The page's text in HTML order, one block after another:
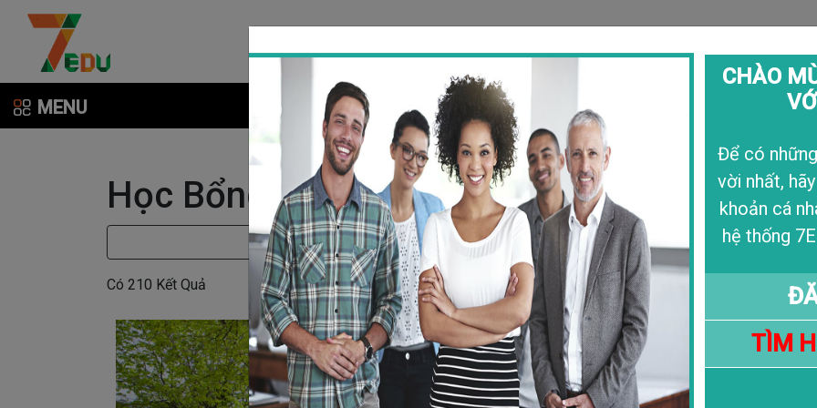
MENU
Học Bổng
Tìm Kiếm
Có 210 Kết Quả
HỌC BỔNG 100% -
Đại học lớn thứ 2 tại Thụy Sỹ
Xem Thêm >>>
CHÀO
Để có
vời nhất,
khoản cá
hệ thống
TÌM